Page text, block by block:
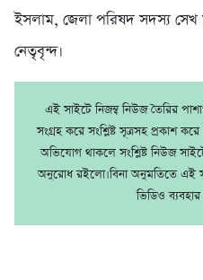
ইসলাম, জেলা পরিষদ সদস্য
নেতৃবৃন্দ।
এই সাইটে নিজম্ব নিউজ তৈরির
সংগ্রহ করে সংশ্লিষ্ট সূত্রসহ প্রকাশ
অভিযোগ থাকলে সংশ্লিষ্ট নিউজ
অনুরোধ রইলো।বিনা অনুমতিতে এই
ভিডিও